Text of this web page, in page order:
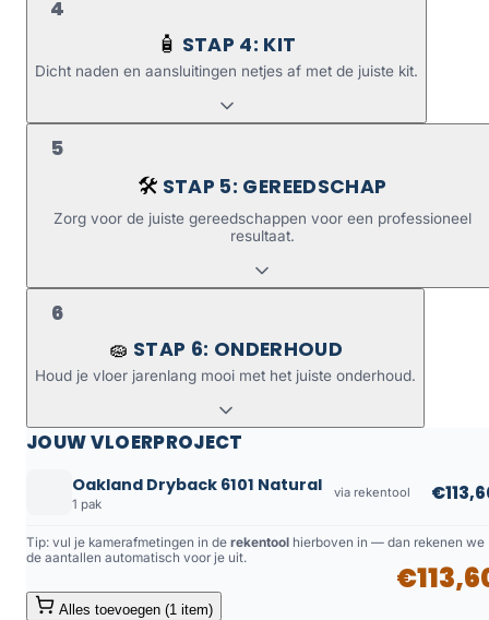
4
🧴 STAP 4: KIT
Dicht naden en aansluitingen netjes af met de juiste kit.
5
🛠️ STAP 5: GEREEDSCHAP
Zorg voor de juiste gereedschappen voor een professioneel
resultaat.
6
🧽 STAP 6: ONDERHOUD
Houd je vloer jarenlang mooi met het juiste onderhoud.
JOUW VLOERPROJECT
Oakland Dryback 6101 Natural
1 pak
via rekentool
Tip: vul je kamerafmetingen in de rekentool hierboven in — dan rekenen we
de aantallen automatisch voor je uit.
Alles toevoegen (1 item)